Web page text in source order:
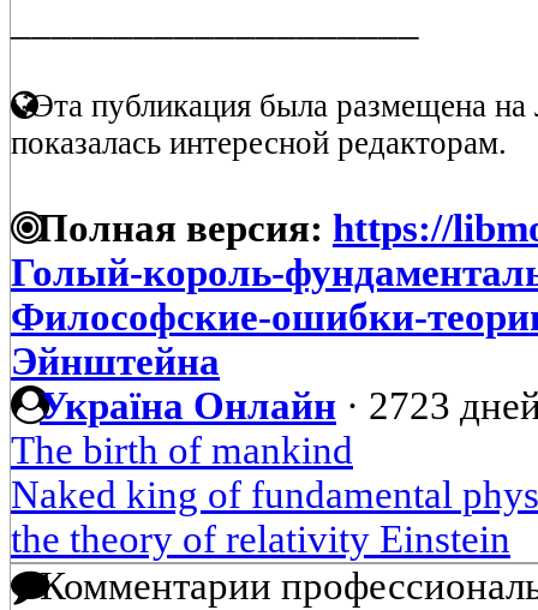
Эта публикация была размещена на
показалась интересной редакторам.
Полная версия: https://
Голый-король-
Философские-ошибки-
Эйнштейна
Україна Онлайн · 2723
The birth of mankind
Naked king of fundamental
the theory of relativity Einstein
Комментарии